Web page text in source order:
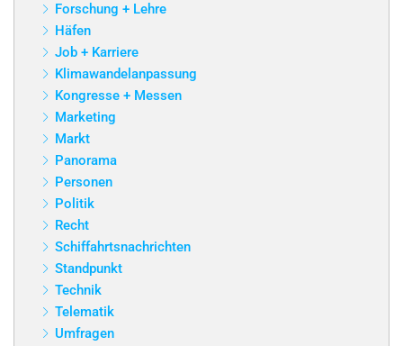
Forschung + Lehre
Häfen
Job + Karriere
Klimawandelanpassung
Kongresse + Messen
Marketing
Markt
Panorama
Personen
Politik
Recht
Schiffahrtsnachrichten
Standpunkt
Technik
Telematik
Umfragen